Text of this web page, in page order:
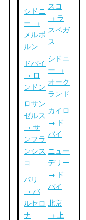
シドニ
ー →
メルボ
ルン
ドバイ
→ ロ
ンドン
ロサン
ゼルス
→ サ
ンフラ
ンシス
コ
パリ
→ バ
ルセロ
ナ
スコ
→ ラ
スベガ
ス
シドニ
ー →
オーク
ランド
カイロ
→ ド
バイ
ニュー
デリー
→ ド
バイ
北京
→ 上